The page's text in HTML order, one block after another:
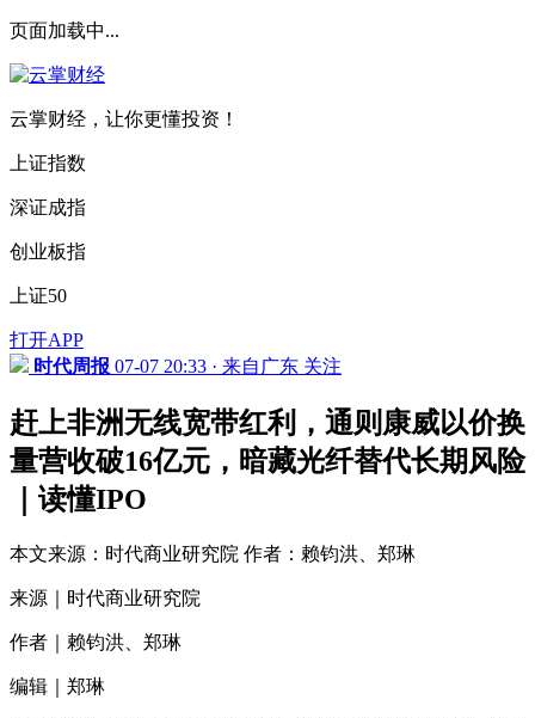
页面加载中...
云掌财经，让你更懂投资！
上证指数
深证成指
创业板指
上证50
打开APP
时代周报 07-07 20:33 · 来自广东 关注
赶上非洲无线宽带红利，通则康威以价换
量营收破16亿元，暗藏光纤替代长期风险
｜读懂IPO
本文来源：时代商业研究院 作者：赖钧洪、郑琳
来源｜时代商业研究院
作者｜赖钧洪、郑琳
编辑｜郑琳